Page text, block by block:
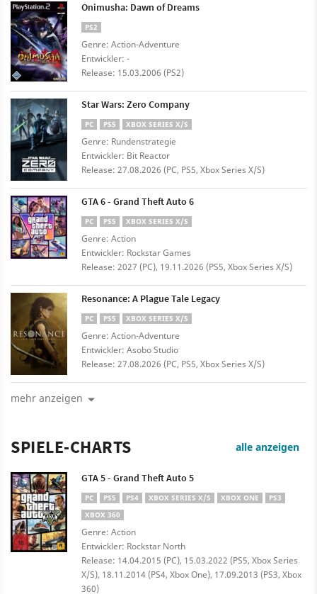
Onimusha: Dawn of Dreams
PS2
Genre: Action-Adventure
Entwickler: -
Release: 15.03.2006 (PS2)
Star Wars: Zero Company
PC PS5 XBOX SERIES X/S
Genre: Rundenstrategie
Entwickler: Bit Reactor
Release: 27.08.2026 (PC, PS5, Xbox Series X/S)
GTA 6 - Grand Theft Auto 6
PC PS5 XBOX SERIES X/S
Genre: Action
Entwickler: Rockstar Games
Release: 2027 (PC), 19.11.2026 (PS5, Xbox Series X/S)
Resonance: A Plague Tale Legacy
PC PS5 XBOX SERIES X/S
Genre: Action-Adventure
Entwickler: Asobo Studio
Release: 27.08.2026 (PC, PS5, Xbox Series X/S)
mehr anzeigen
SPIELE-CHARTS alle anzeigen
GTA 5 - Grand Theft Auto 5
PC PS5 PS4 XBOX SERIES X/S XBOX ONE
PS3
XBOX 360
Genre: Action
Entwickler: Rockstar North
Release: 14.04.2015 (PC), 15.03.2022 (PS5, Xbox Series
X/S), 18.11.2014 (PS4, Xbox One), 17.09.2013 (PS3, Xbox
360)